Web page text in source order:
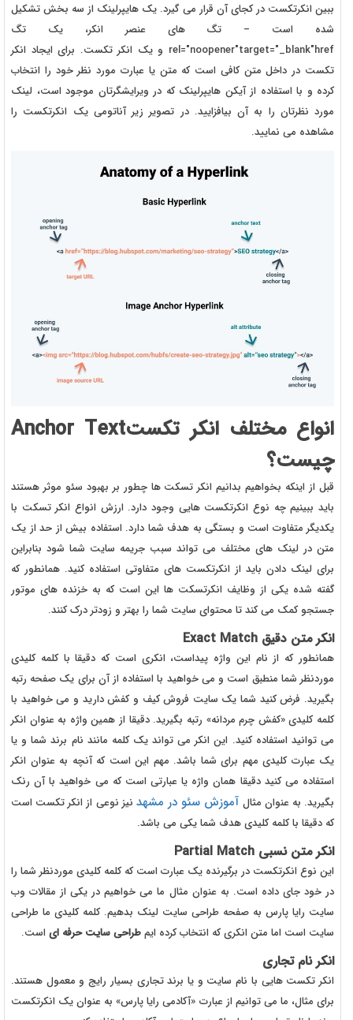
ببین انکرتکست در کجای آن قرار می گیرد. یک هایپرلینک از سه بخش تشکیل
شده است – تگ های عنصر انکر، یک تگ
rel="noopener"target="_blank"href و یک انکر تکست. برای ایجاد انکر
تکست در داخل متن کافی است که متن یا عبارت مورد نظر خود را انتخاب
کرده و با استفاده از آیکن هایپرلینک که در ویرایشگرتان موجود است، لینک
مورد نظرتان را به آن بیافزایید. در تصویر زیر آناتومی یک انکرتکست را
مشاهده می نمایید.
انواع مختلف انکر تکستAnchor Text
چیست؟
قبل از اینکه بخواهیم بدانیم انکر تسکت ها چطور بر بهبود سئو موثر هستند
باید ببینیم چه نوع انکرتکست هایی وجود دارد. ارزش انواع انکر تسکت با
یکدیگر متفاوت است و بستگی به هدف شما دارد. استفاده بیش از حد از یک
متن در لینک های مختلف می تواند سبب جریمه سایت شما شود بنابراین
برای لینک دادن باید از انکرتکست های متفاوتی استفاده کنید. همانطور که
گفته شده یکی از وظایف انکرتسکت ها این است که به خزنده های موتور
جستجو کمک می کند تا محتوای سایت شما را بهتر و زودتر درک کنند.
انکر متن دقیق Exact Match
همانطور که از نام این واژه پیداست، انکری است که دقیقا با کلمه کلیدی
موردنظر شما منطبق است و می خواهید با استفاده از آن برای یک صفحه رتبه
بگیرید. فرض کنید شما یک سایت فروش کیف و کفش دارید و می خواهید با
کلمه کلیدی «کفش چرم مردانه» رتبه بگیرید. دقیقا از همین واژه به عنوان انکر
می توانید استفاده کنید. این انکر می تواند یک کلمه مانند نام برند شما و یا
یک عبارت کلیدی مهم برای شما باشد. مهم این است که آنچه به عنوان انکر
استفاده می کنید دقیقا همان واژه یا عبارتی است که می خواهید با آن رنک
بگیرید. به عنوان مثال آموزش سئو در مشهد نیز نوعی از انکر تکست است
که دقیقا با کلمه کلیدی هدف شما یکی می باشد.
انکر متن نسبی Partial Match
این نوع انکرتکست در برگیرنده یک عبارت است که کلمه کلیدی موردنظر شما را
در خود جای داده است. به عنوان مثال ما می خواهیم در یکی از مقالات وب
سایت رایا پارس به صفحه طراحی سایت لینک بدهیم. کلمه کلیدی ما طراحی
سایت است اما متن انکری که انتخاب کرده ایمطراحی سایت حرفه ای است.
انکر نام تجاری
انکر تکست هایی با نام سایت و یا برند تجاری بسیار رایج و معمول هستند.
برای مثال، ما می توانیم از عبارت «آکادمی رایا پارس» به عنوان یک انکرتکست